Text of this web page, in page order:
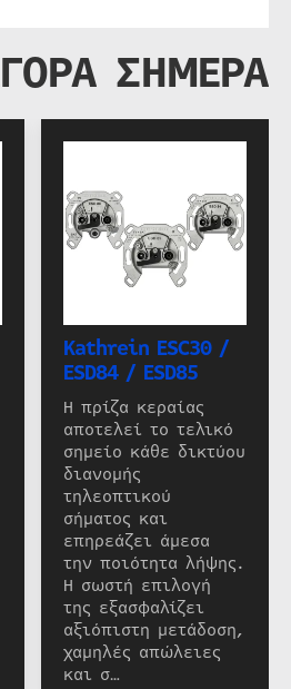
ΣΗΜΕΡΑ
Kathrein ESC30 /
ESD84 / ESD85
Η πρίζα κεραίας
αποτελεί το τελικό
σημείο κάθε δικτύου
διανομής
τηλεοπτικού
σήματος και
επηρεάζει άμεσα
την ποιότητα λήψης.
Η σωστή επιλογή
της εξασφαλίζει
αξιόπιστη μετάδοση,
χαμηλές απώλειες
και σ…